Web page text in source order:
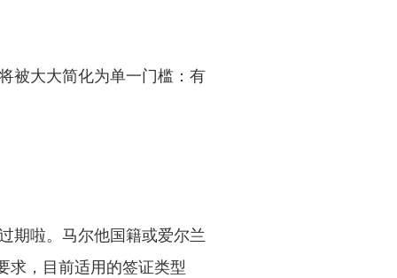
被大大简化为单一门槛：有
期啦。马尔他国籍或爱尔兰
求，目前适用的签证类型